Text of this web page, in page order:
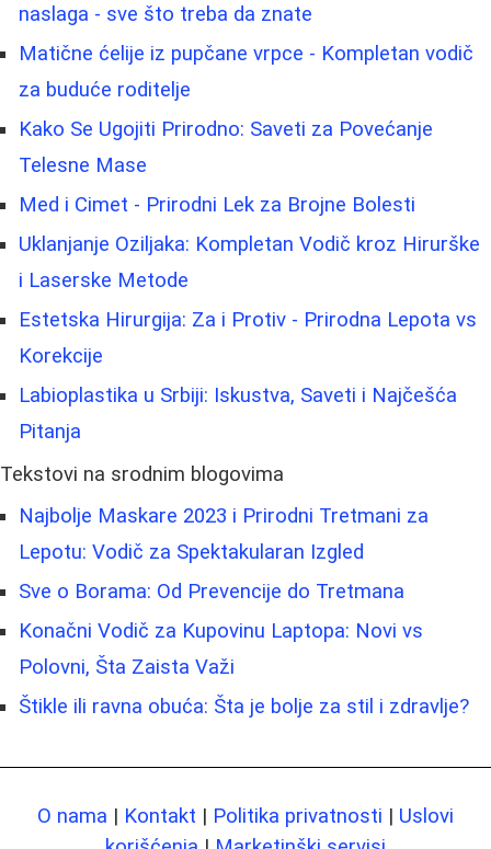
naslaga - sve što treba da znate
Matične ćelije iz pupčane vrpce - Kompletan vodič
za buduće roditelje
Kako Se Ugojiti Prirodno: Saveti za Povećanje
Telesne Mase
Med i Cimet - Prirodni Lek za Brojne Bolesti
Uklanjanje Oziljaka: Kompletan Vodič kroz Hirurške
i Laserske Metode
Estetska Hirurgija: Za i Protiv - Prirodna Lepota vs
Korekcije
Labioplastika u Srbiji: Iskustva, Saveti i Najčešća
Pitanja
Tekstovi na srodnim blogovima
Najbolje Maskare 2023 i Prirodni Tretmani za
Lepotu: Vodič za Spektakularan Izgled
Sve o Borama: Od Prevencije do Tretmana
Konačni Vodič za Kupovinu Laptopa: Novi vs
Polovni, Šta Zaista Važi
Štikle ili ravna obuća: Šta je bolje za stil i zdravlje?
O nama | Kontakt | Politika privatnosti | Uslovi